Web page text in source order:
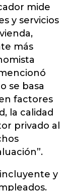
mide
y servicios
más
se basa
factores
la calidad
privado al
y